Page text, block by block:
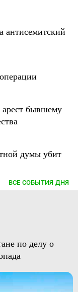
антисемитский
арест бывшему
думы убит
ВСЕ СОБЫТИЯ ДНЯ
по делу о